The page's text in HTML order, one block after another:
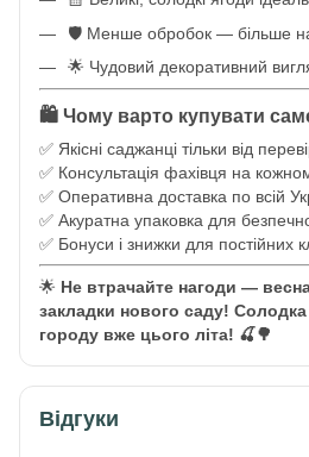
🛡️ Менше обробок — більше
🌟 Чудовий декоративний
🛍️ Чому варто купувати
✅ Якісні саджанці тільки від
✅ Консультація фахівця на
✅ Оперативна доставка по всій
✅ Акуратна упаковка для
✅ Бонуси і знижки для постійних
🌟 Не втрачайте нагоди —
закладки нового саду!
городу вже цього літа! 🍒🌳
Відгуки